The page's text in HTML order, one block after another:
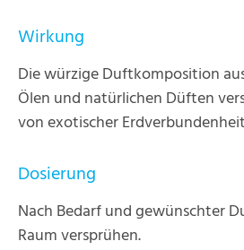
Wirkung
Die würzige Duftkomposition
Ölen und natürlichen Düften
von exotischer
Dosierung
Nach Bedarf und gewünschter
Raum versprühen.